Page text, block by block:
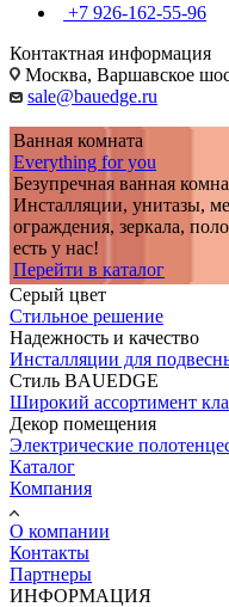
+7 926-162-55-96
Контактная информация
Москва, Варшавское
sale@bauedge.ru
Ванная комната
Everything for you
Безупречная ванная
Инсталляции, унитазы,
ограждения, зеркала,
есть у нас!
Перейти в каталог
Серый цвет
Стильное решение
Надежность и качество
Инсталляции для
Стиль BAUEDGE
Широкий ассортимент
Декор помещения
Электрические
Каталог
Компания
О компании
Контакты
Партнеры
ИНФОРМАЦИЯ